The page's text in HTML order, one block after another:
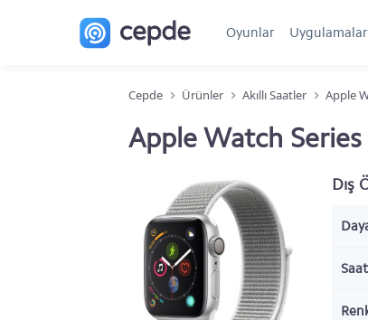
Oyunlar Uygulamalar
Cepde Ürünler Akıllı Saatler Apple
Apple Watch
Dış